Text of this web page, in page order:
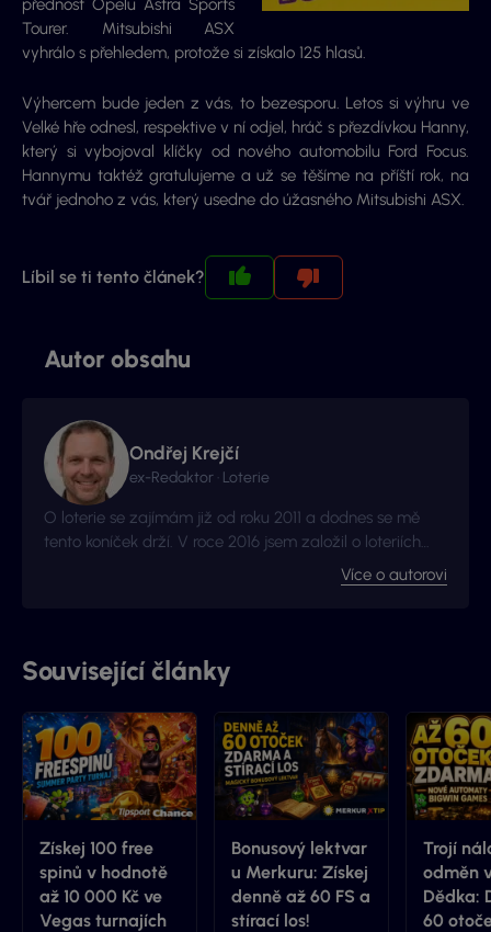
přednost Opelu Astra Sports
Tourer. Mitsubishi ASX
vyhrálo s přehledem, protože si získalo 125 hlasů.
Výhercem bude jeden z vás, to bezesporu. Letos si výhru ve
Velké hře odnesl, respektive v ní odjel, hráč s přezdívkou Hanny,
který si vybojoval klíčky od nového automobilu Ford Focus.
Hannymu taktéž gratulujeme a už se těšíme na příští rok, na
tvář jednoho z vás, který usedne do úžasného Mitsubishi ASX.
Líbil se ti tento článek?
Autor obsahu
Ondřej Krejčí
ex-Redaktor · Loterie
O loterie se zajímám již od roku 2011 a dodnes se mě
tento koníček drží. V roce 2016 jsem založil o loteriích
web Vyhraj.com, který jsem následně v roce 2017
prodal, avšak za podmínek, že budu moci stále
mnohem více informací.
Více o autorovi
Související články
Získej 100 free
spinů v hodnotě
až 10 000 Kč ve
Vegas turnajích
Bonusový lektvar
u Merkuru: Získej
denně až 60 FS a
stírací los!
Trojí
odměn
Dědka:
60